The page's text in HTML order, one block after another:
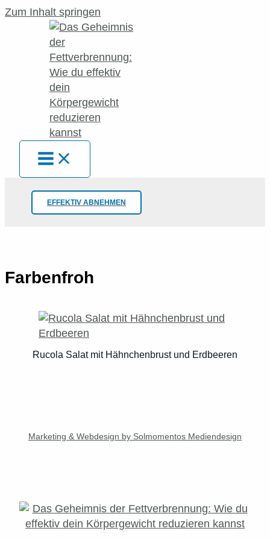
Zum Inhalt springen
EFFEKTIV ABNEHMEN
Farbenfroh
Rucola Salat mit Hähnchenbrust und Erdbeeren
Marketing & Webdesign by Solmomentos Mediendesign